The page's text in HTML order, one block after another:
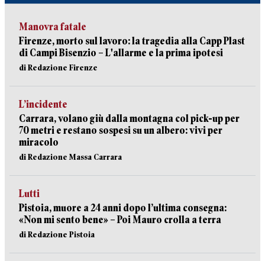
Manovra fatale
Firenze, morto sul lavoro: la tragedia alla Capp Plast
di Campi Bisenzio – L'allarme e la prima ipotesi
di Redazione Firenze
L’incidente
Carrara, volano giù dalla montagna col pick-up per
70 metri e restano sospesi su un albero: vivi per
miracolo
di Redazione Massa Carrara
Lutti
Pistoia, muore a 24 anni dopo l’ultima consegna:
«Non mi sento bene» – Poi Mauro crolla a terra
di Redazione Pistoia